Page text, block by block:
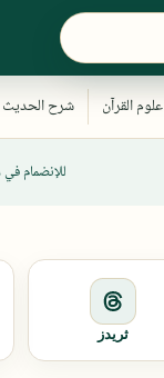
للإنضمام
ثريدز